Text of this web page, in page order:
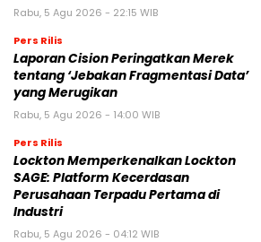
Rabu, 5 Agu 2026 - 22:15 WIB
Pers Rilis
Laporan Cision Peringatkan Merek
tentang ‘Jebakan Fragmentasi Data’
yang Merugikan
Rabu, 5 Agu 2026 - 14:00 WIB
Pers Rilis
Lockton Memperkenalkan Lockton
SAGE: Platform Kecerdasan
Perusahaan Terpadu Pertama di
Industri
Rabu, 5 Agu 2026 - 04:12 WIB